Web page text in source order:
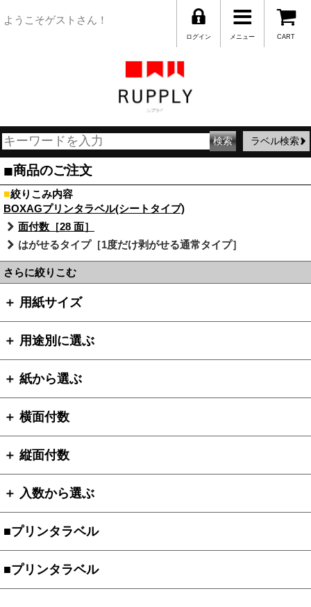
ようこそゲストさん！
CART
メニュー
ログイン
ラベル検索
■商品のご注文
■絞りこみ内容
BOXAGプリンタラベル(シートタイプ)
面付数［28 面］
はがせるタイプ［1度だけ剥がせる通常タイプ］
さらに絞りこむ
＋ 用紙サイズ
＋ 用途別に選ぶ
＋ 紙から選ぶ
＋ 横面付数
＋ 縦面付数
＋ 入数から選ぶ
■プリンタラベル
■プリンタラベル